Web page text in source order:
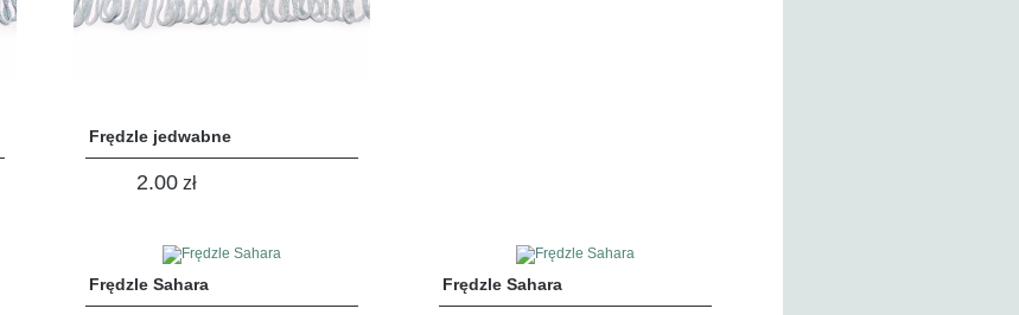
Frędzle jedwabne
2.00 zł
Frędzle Sahara Frędzle Sahara